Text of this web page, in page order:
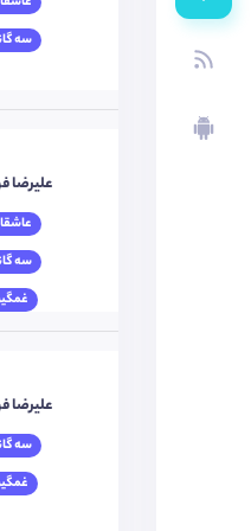
سه
علیرضا
سه
علیرضا
سه